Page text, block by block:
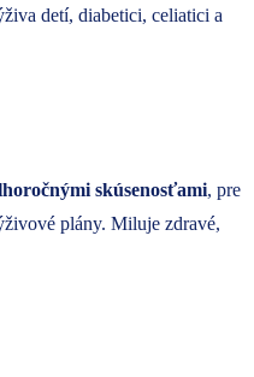
detí, diabetici, celiatici a
skúsenosťami, pre
plány. Miluje zdravé,